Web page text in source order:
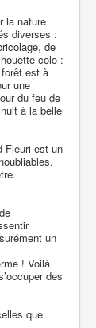
la nature
diverses :
de
colo :
est à
une
du feu de
à la belle
Fleuri est un
un
! Voilà
des
que